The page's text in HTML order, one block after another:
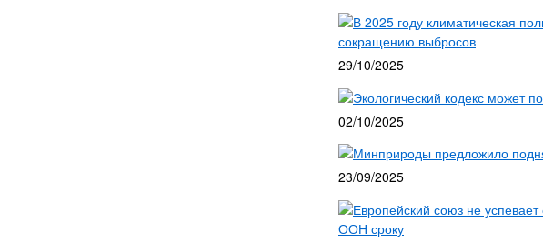
В 2025 году климатическая
сокращению выбросов
29/10/2025
Экологический кодекс может
02/10/2025
Минприроды предложило
23/09/2025
Европейский союз не
ООН сроку